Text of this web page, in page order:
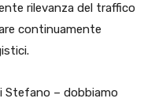
rilevanza del traffico
continuamente
Stefano – dobbiamo